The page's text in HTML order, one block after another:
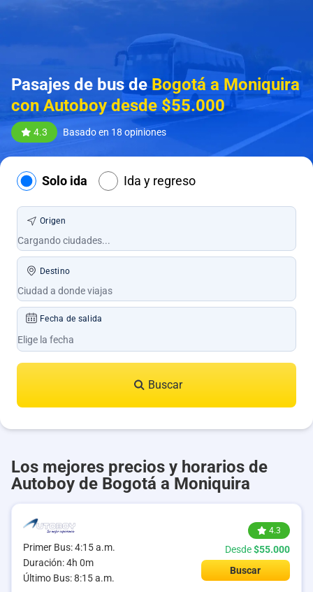
Pasajes de bus de Bogotá a Moniquira
con Autoboy desde $55.000
4.3 Basado en 18 opiniones
Solo ida Ida y regreso
Origen
Destino
Fecha de salida
Buscar
Los mejores precios y horarios de
Autoboy de Bogotá a Moniquira
Primer Bus: 4:15 a.m.
Duración: 4h 0m
Último Bus: 8:15 a.m.
4.3
Desde$55.000
Buscar